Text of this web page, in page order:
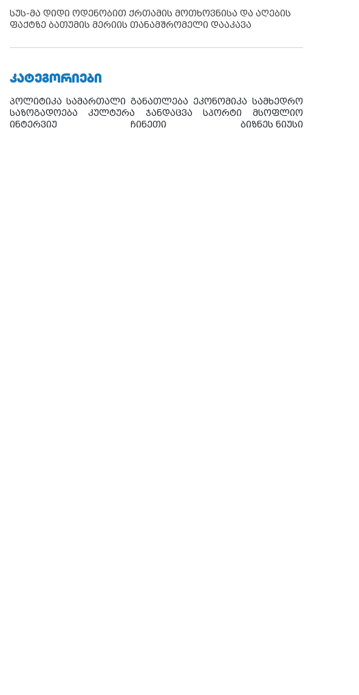
სუს-მა დიდი ოდენობით ქრთამის მოთხოვნისა და აღების
ფაქტზე ბათუმის მერიის თანამშრომელი დააკავა
ᲙᲐᲢᲔᲒᲝᲠᲘᲔᲑᲘ
პოლიტიკა სამართალი განათლება ეკონომიკა სამხედრო
საზოგადოება
კულტურა ჯანდაცვა სპორტი
მსოფლიო
ინტერვიუ
ჩინეთი ბიზნეს ნიუსი